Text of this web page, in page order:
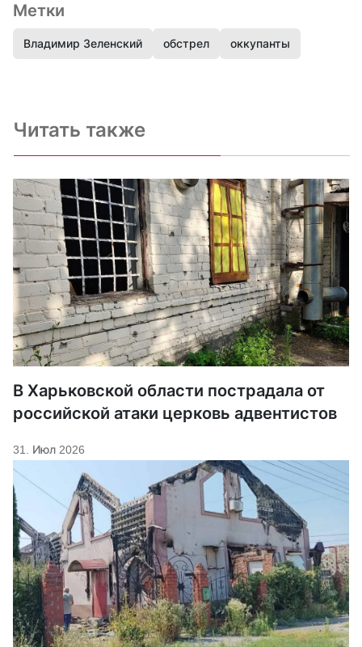
Метки
Владимир Зеленский обстрел оккупанты
Читать также
В Харьковской области пострадала от
российской атаки церковь адвентистов
31. Июл 2026